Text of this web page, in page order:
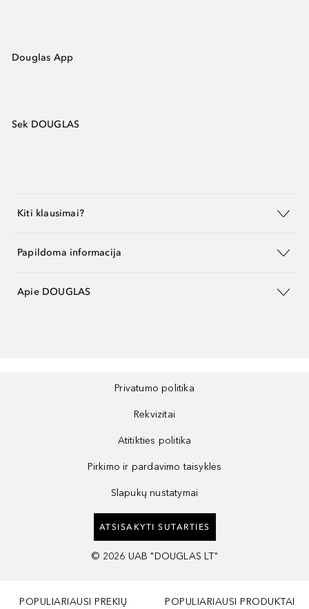
Douglas App
Sek DOUGLAS
Kiti klausimai?
Papildoma informacija
Apie DOUGLAS
Privatumo politika
Rekvizitai
Atitikties politika
Pirkimo ir pardavimo taisyklės
Slapukų nustatymai
ATSISAKYTI SUTARTIES
© 2026 UAB "DOUGLAS LT"
POPULIARIAUSI PREKIŲ
POPULIARIAUSI PRODUKTAI